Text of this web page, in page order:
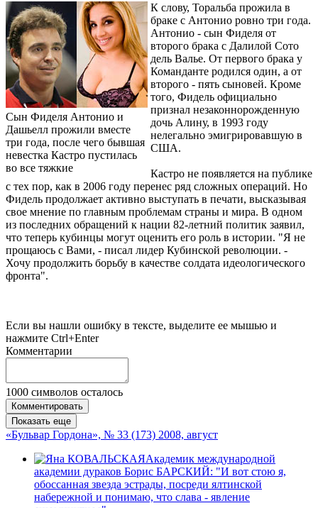
Сын Фиделя Антонио и
Дашьелл прожили вместе
три года, после чего бывшая
невестка Кастро пустилась
во все тяжкие
К слову, Торальба прожила в
браке с Антонио ровно три года.
Антонио - сын Фиделя от
второго брака с Далилой Сото
дель Валье. От первого брака у
Команданте родился один, а от
второго - пять сыновей. Кроме
того, Фидель официально
признал незаконнорожденную
дочь Алину, в 1993 году
нелегально эмигрировавшую в
США.
Кастро не появляется на публике
с тех пор, как в 2006 году перенес ряд сложных операций. Но
Фидель продолжает активно выступать в печати, высказывая
свое мнение по главным проблемам страны и мира. В одном
из последних обращений к нации 82-летний политик заявил,
что теперь кубинцы могут оценить его роль в истории. "Я не
прощаюсь с Вами, - писал лидер Кубинской революции. -
Хочу продолжить борьбу в качестве солдата идеологического
фронта".
Если вы нашли ошибку в тексте, выделите ее мышью и
нажмите Ctrl+Enter
Комментарии
1000 символов осталось
Комментировать
Показать еще
«Бульвар Гордона», № 33 (173) 2008, август
Академик международной
академии дураков Борис БАРСКИЙ: "И вот стою я,
обоссанная звезда эстрады, посреди ялтинской
набережной и понимаю, что слава - явление